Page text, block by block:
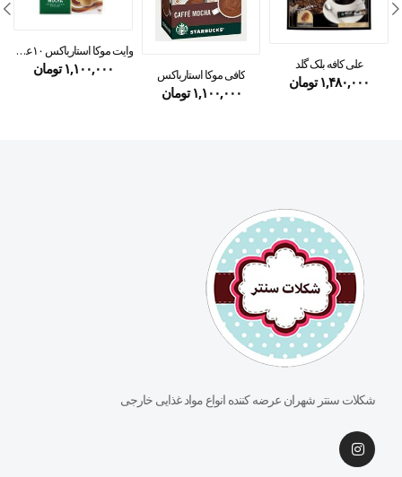
علی کافه بلک گلد
۱,۴۸۰,۰۰۰ تومان کافی موکا استارباکس
۱,۱۰۰,۰۰۰ تومان
وایت موکا استارباکس ۱۰عددی
۱,۱۰۰,۰۰۰ تومان
شکلات سنتر شهران عرضه کننده انواع مواد غذایی خارجی